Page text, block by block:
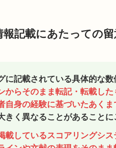
記載にあたっての
に記載されている具体的な
からそのまま転記・転載し
自身の経験に基づいたあく
きく異なることがあることに
載しているスコアリングシ